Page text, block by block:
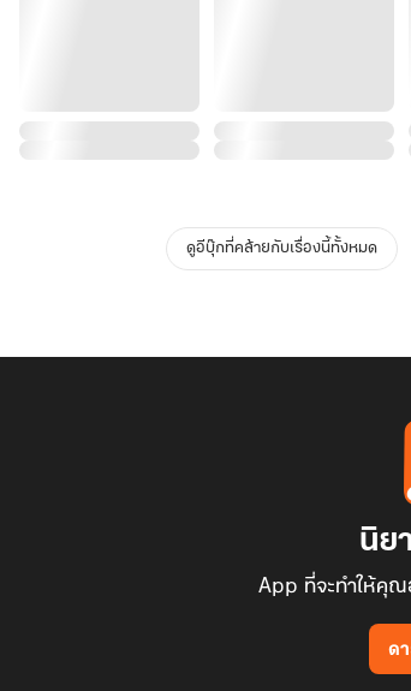
ดูอีบุ๊กที่คล้ายกับเรื่องนี้ทั้งหมด
นิย
App ที่จะทำให้คุณ
ด